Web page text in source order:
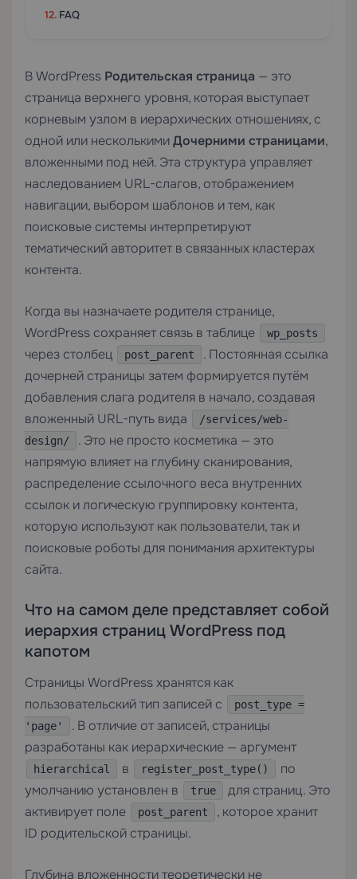
FAQ
В WordPress Родительская страница — это
страница верхнего уровня, которая выступает
корневым узлом в иерархических отношениях, с
одной или несколькимиДочерними страницами,
вложенными под ней. Эта структура управляет
наследованием URL-слагов, отображением
навигации, выбором шаблонов и тем, как
поисковые системы интерпретируют
тематический авторитет в связанных кластерах
контента.
Когда вы назначаете родителя странице,
WordPress сохраняет связь в таблице
wp_posts
через столбец post_parent
. Постоянная ссылка
дочерней страницы затем формируется путём
добавления слага родителя в начало, создавая
вложенный URL-путь вида
/services/web-
design/
. Это не просто косметика — это
напрямую влияет на глубину сканирования,
распределение ссылочного веса внутренних
ссылок и логическую группировку контента,
которую используют как пользователи, так и
поисковые роботы для понимания архитектуры
сайта.
Что на самом деле представляет собой
иерархия страниц WordPress под
капотом
Страницы WordPress хранятся как
пользовательский тип записей с
post_type =
'page'
. В отличие от записей, страницы
разработаны как иерархические — аргумент
hierarchical в register_post_type()
по
умолчанию установлен в
true
для страниц. Это
активирует поле
post_parent
, которое хранит
ID родительской страницы.
Глубина вложенности теоретически не